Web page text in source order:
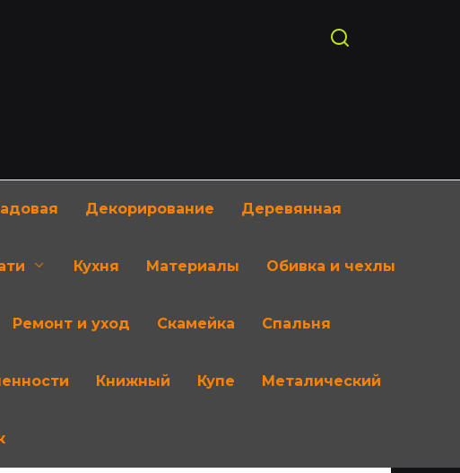
Декорирование Деревянная
Кухня Материалы Обивка и чехлы
Ремонт и уход Скамейка Спальня
Книжный Купе Металический